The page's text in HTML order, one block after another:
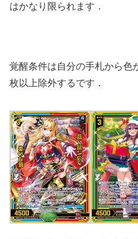
はかなり限られます．
覚醒条件は自分の手札から色
枚以上除外するです．